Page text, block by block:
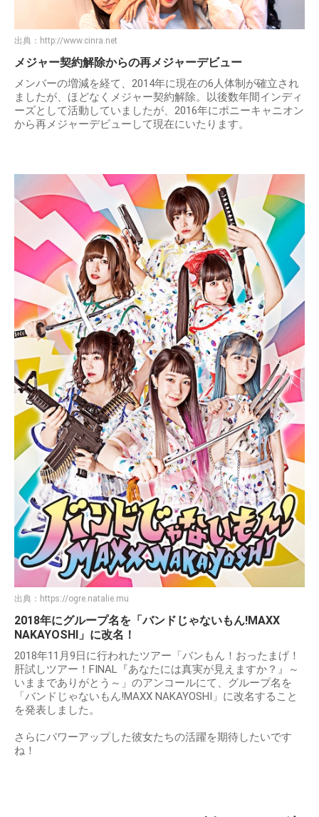
出典： http://www.cinra.net
メジャー契約解除からの再メジャーデビュー
メンバーの増減を経て、2014年に現在の6人体制が確立され
ましたが、ほどなくメジャー契約解除。以後数年間インディ
ーズとして活動していましたが、2016年にポニーキャニオン
から再メジャーデビューして現在にいたります。
出典： https://ogre.natalie.mu
2018年にグループ名を「バンドじゃないもん!MAXX
NAKAYOSHI」に改名！
2018年11月9日に行われたツアー「バンもん！おったまげ！
肝試しツアー！FINAL『あなたには真実が見えますか？』～
いままでありがとう～」のアンコールにて、グループ名を
「バンドじゃないもん!MAXX NAKAYOSHI」に改名すること
を発表しました。
さらにパワーアップした彼女たちの活躍を期待したいです
ね！